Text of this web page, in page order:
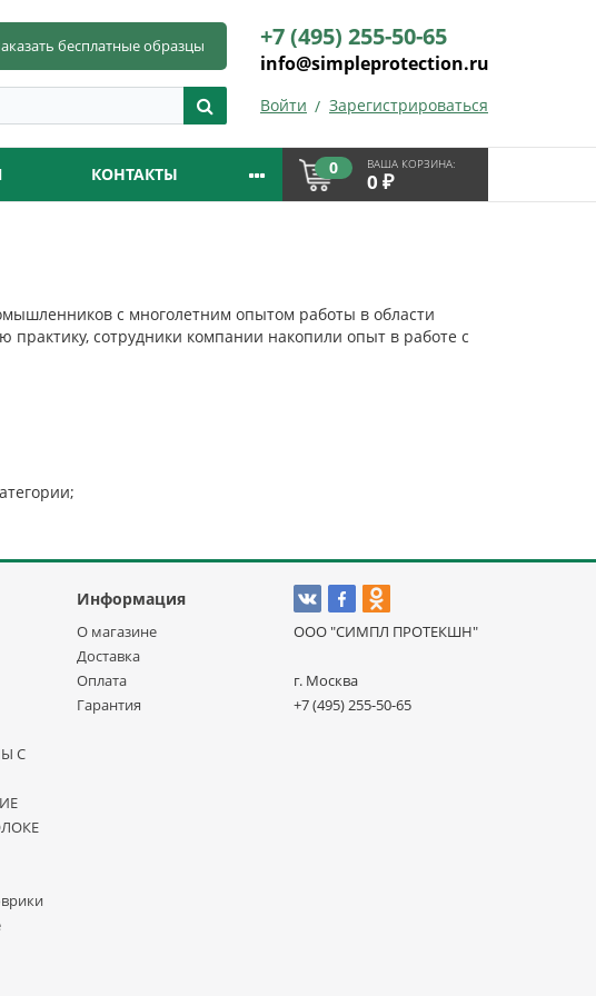
бесплатные образцы +7 (495) 255-50-65
info@simpleprotection.ru
Войти Зарегистрироваться
КОНТАКТЫ 0 ВАША КОРЗИНА:
0 ₽
с многолетним опытом работы в области
сотрудники компании накопили опыт в работе с
Информация
С
О магазине
Доставка
Оплата
Гарантия
ООО "СИМПЛ ПРОТЕКШН"
г. Москва
+7 (495) 255-50-65